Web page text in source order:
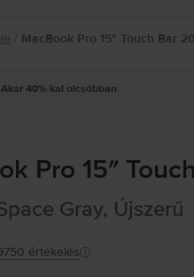
/ MacBook Pro 15″ Touch Bar
Akár 40%-kal olcsóbban
Pro 15″
Gray, Újszerű
értékelés